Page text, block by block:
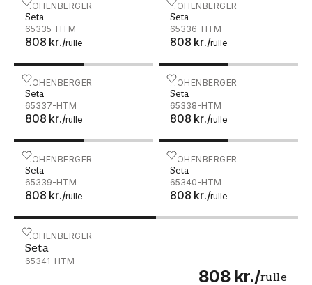
HOHENBERGER
Seta
65335-HTM
808 kr./rulle
Seta - 65335-HTM HOHENBERGER
Seta
65336-HTM
808 kr./rulle
Seta - 65336-HTM
HOHENBERGER
Seta
65337-HTM
808 kr./rulle
Seta - 65337-HTM HOHENBERGER
Seta
65338-HTM
808 kr./rulle
Seta - 65338-HTM
HOHENBERGER
Seta
65339-HTM
808 kr./rulle
Seta - 65339-HTM HOHENBERGER
Seta
65340-HTM
808 kr./rulle
Seta - 65340-HTM
HOHENBERGER
Seta
65341-HTM
808 kr./rulle
Seta - 65341-HTM